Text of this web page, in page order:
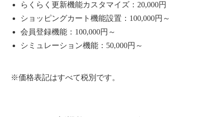
らくらく更新機能カスタマイズ：20,000円
ショッピングカート機能設置：100,000円～
会員登録機能：100,000円～
シミュレーション機能：50,000円～
※価格表記はすべて税別です。